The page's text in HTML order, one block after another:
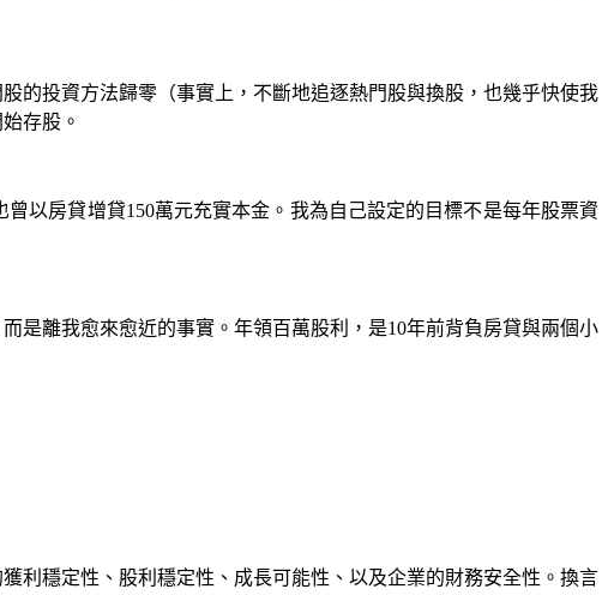
的投資方法歸零（事實上，不斷地追逐熱門股與換股，也幾乎快使我
存股。
以房貸增貸150萬元充實本金。我為自己設定的目標不是每年股票資
是離我愈來愈近的事實。年領百萬股利，是10年前背負房貸與兩個小
利穩定性、股利穩定性、成長可能性、以及企業的財務安全性。換言